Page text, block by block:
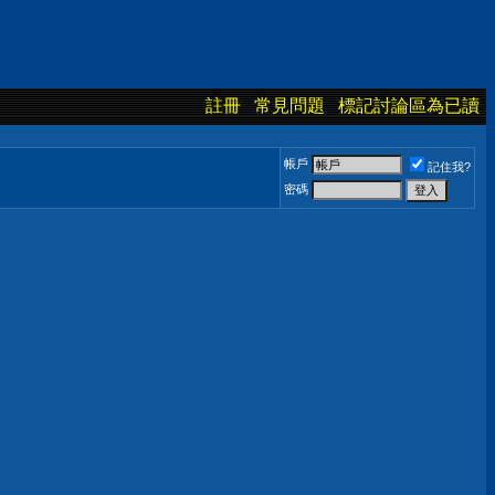
註冊 常見問題 標記討論區為已讀
帳戶
記住我?
密碼